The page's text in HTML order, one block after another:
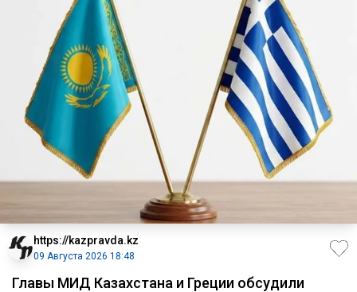
https://kazpravda.kz
09 Августа 2026 18:48
Главы МИД Казахстана и Греции обсудили